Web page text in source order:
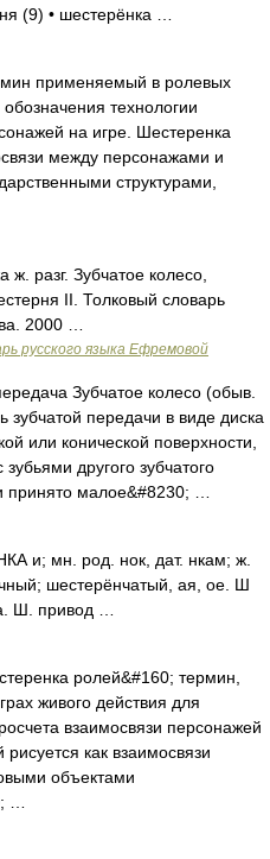
(9) • шестерёнка …
применяемый в ролевых
технологии
на игре. Шестеренка
между персонажами и
структурами,
разг. Зубчатое колесо,
II. Толковый словарь
2000 …
русского языка Ефремовой
Зубчатое колесо (обыв.
зубчатой передачи в виде диска
или конической поверхности,
другого зубчатого
малое&#8230; …
и; мн. род. нок, дат. нкам; ж.
шестерёнчатый, ая, ое. Ш
Ш. привод …
ролей&#160; термин,
живого действия для
взаимосвязи персонажей
как взаимосвязи
объектами
…